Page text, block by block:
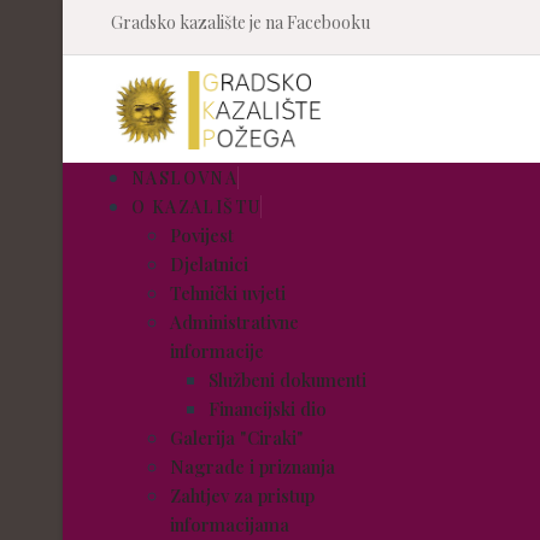
Gradsko kazalište je na Facebooku
NASLOVNA
O KAZALIŠTU
Povijest
Djelatnici
Tehnički uvjeti
Administrativne
informacije
Službeni dokumenti
Financijski dio
Galerija "Ciraki"
Nagrade i priznanja
Zahtjev za pristup
informacijama